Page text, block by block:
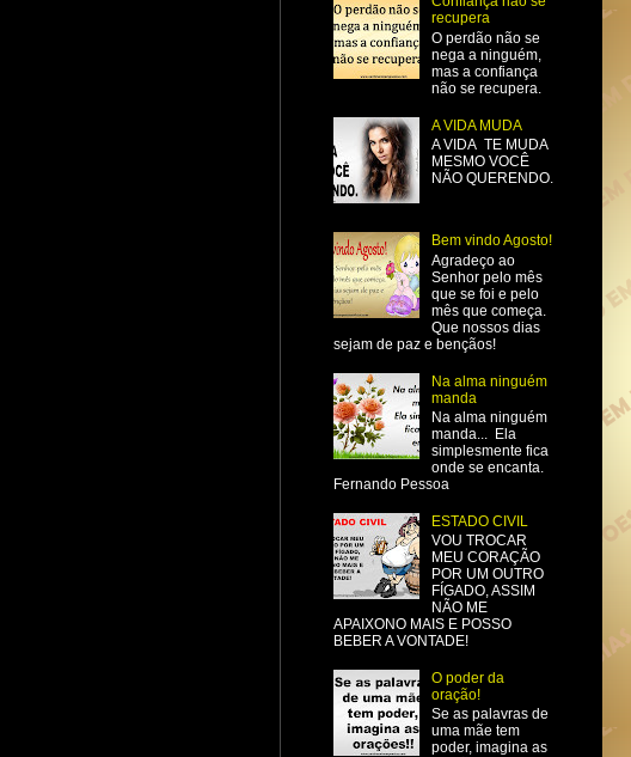
recupera
O perdão não se
nega a ninguém,
mas a confiança
não se recupera.
A VIDA MUDA
A VIDA TE MUDA
MESMO VOCÊ
NÃO QUERENDO.
Bem vindo Agosto!
Agradeço ao
Senhor pelo mês
que se foi e pelo
mês que começa.
Que nossos dias
sejam de paz e bençãos!
Na alma ninguém
manda
Na alma ninguém
manda... Ela
simplesmente fica
onde se encanta.
Fernando Pessoa
ESTADO CIVIL
VOU TROCAR
MEU CORAÇÃO
POR UM OUTRO
FÍGADO, ASSIM
NÃO ME
APAIXONO MAIS E POSSO
BEBER A VONTADE!
O poder da
oração!
Se as palavras de
uma mãe tem
poder, imagina as